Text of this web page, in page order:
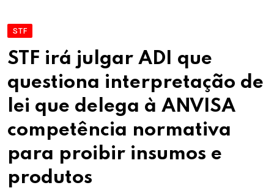
STF
STF irá julgar ADI que
questiona interpretação de
lei que delega à ANVISA
competência normativa
para proibir insumos e
produtos